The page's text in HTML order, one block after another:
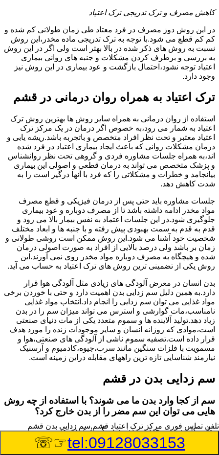
کاهش مصرف و ترک تدریجی ترک اعتیاد
در این روش دوز مصرف در فرد معتاد طی زمان طولانی کم شده و
کم کم قطع می شود.با توجه به ترک تدریجی ماده مخدر،این روش
نسبت به روش های ذکر شده در بالا بهتر است ولی اگر در این روش
به بررسی و برطرف کردن مشکلات و جنبه های روانی بیماری
اعتیاد توجه نشود،احتمال بازگشت و عود بیماری در این روش نیز
وجود دارد.
ترک اعتیاد به همراه روان درمانی در قشم
استفاده از روان درمانی به همراه سایر روش ها بهترین روش ترک
اعتیاد به شمار می رود،به خصوص اگر درمان در یک مرکز ترک
اعتیاد معتبر و تحت نظر افراد متخصص و باتجربه باشد.ریشه یابی و
درمان مشکلات روانی که باعث ایجاد بیماری اعتیاد در فرد شده
اند،به همراه جلسات مشاوره فردی و گروهی تحت نظر روانشناس
و پزشک متخصص می تواند به درمان قطعی و اصولی این بیماری
بیانجامد و خطرات و مشکلاتی را که فرد با آنها درگیر است را به
شدت کاهش دهد.
جلسات مشاوره باید حتی پس از درمان فیزیکی و قطع مصرف
مواد مخدر ادامه داشته باشد تا از مصرف دوباره و عود بیماری
جلوگیری شود.در این جلسات اعتماد به نفس بیمار بالا می رود و
قدم به قدم به سمت بهبودی پیش رفته و با جنبه ها و ابعاد مختلف
شخصیت خود آشنا می شود.این روش ممکن است روشی طولانی و
زمان بر باشد ولی درصد بالایی از افراد به صورت اصولی درمان
شده و هیچگاه به مصرف دوباره مواد مخدر روی نمی آورند.این
روش یکی از تضمینی ترین روش های ترک اعتیاد به حساب می آید.
بدن انسان در معرض آلودگی های زیادی مثل آلودگی هوا قرار
دارد.به همین دلیل سم زدایی بدن اهمیت دارد و حتی با خوردن برخی
مواد غذایی می توان سم زدایی را انجام داد.انتخاب مواد غذایی
نامناسب،مات گوارشی و استرس می تواند میزان سم را در بدن
زیاد دهد.تولید آلاینده ها و سموم متعدد یکی از مات دنیای صنعتی
است،موادی که روزانه انسان و سایر موجودات زنده را مورد هدف
قرار داده است.تصفیه سموم ناشی از آلودگی های صنعتی،هوا و
مسمویت با فلزات سنگین مانند سرب،جیوه،کادمیوم و آرسنیک
نیازمند شناسایی تازه ترین راههای مقابله دراین زمینه است.
سم زدایی بدن در قشم
سم از کجا وارد بدن ما می شوند؟ با استفاده از چه روش
هایی می توان این سم مضر را از بدن خارج کرد؟
بطور کلی سم موجود در بدن به دو گروه عمده تقسیم می
شوند.بخش بزرگی از این سموم مثل مواد به جا مانده از سموم
گیاهی و آفت کش ها،فلزات سنگین ناشی از آلودگی هوا،انواع
تلفن تماس فوری مرکز ترک اعتیاد قشم,سم زدایی بدن قشم
tel:09128033153
☞☏